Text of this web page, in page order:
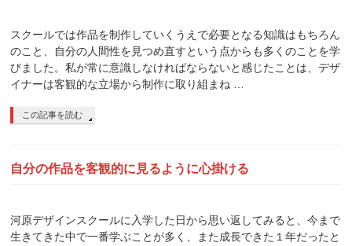
スクールでは作品を制作していくうえで必要となる知識はもちろん
のこと、自分の人間性を見つめ直すという点からも多くのことを学
びました。私が常に意識しなければならないと感じたことは、デザ
イナーは客観的な立場から制作に取り組まね …
この記事を読む
自分の作品を客観的に見るように心掛ける
河原デザインスクールに入学した日から思い返してみると、今まで
生きてきた中で一番学ぶことが多く、また成長できた１年だったと